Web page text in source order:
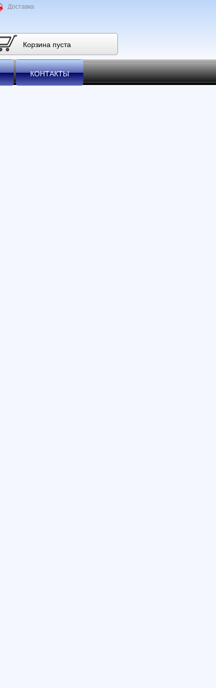
Корзина пуста
Доставка
КОНТАКТЫ